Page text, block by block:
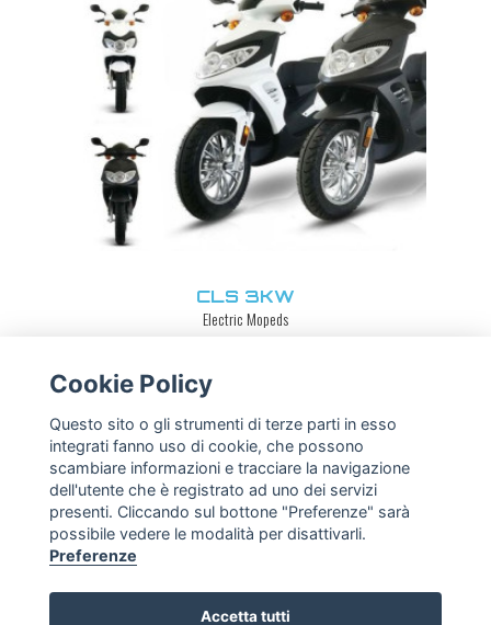
CLS 3KW
Electric Mopeds
Via Giulio Cesare, 27, 47838 Riccione RN
Tel+39.0541.082420|info@cjrmotoreco.com
Cookie Policy
Questo sito o gli strumenti di terze parti in esso
integrati fanno uso di cookie, che possono
scambiare informazioni e tracciare la navigazione
dell'utente che è registrato ad uno dei servizi
presenti. Cliccando sul bottone "Preferenze" sarà
possibile vedere le modalità per disattivarli.
Preferenze
Accetta tutti